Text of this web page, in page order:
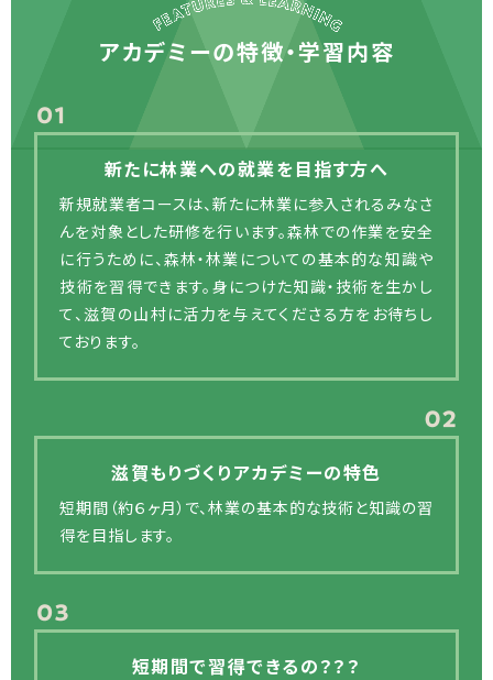
アカデミーの特徴・学習内容
新たに林業への就業を目指す方へ
新規就業者コースは、新たに林業に参入されるみなさ
んを対象とした研修を行います。森林での作業を安全
に行うために、森林・林業についての基本的な知識や
技術を習得できます。身につけた知識・技術を生かし
て、滋賀の山村に活力を与えてくださる方をお待ちし
ております。
滋賀もりづくりアカデミーの特色
短期間（約６ヶ月）で、林業の基本的な技術と知識の習
得を目指します。
短期間で習得できるの？？？